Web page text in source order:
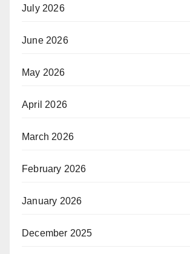
July 2026
June 2026
May 2026
April 2026
March 2026
February 2026
January 2026
December 2025